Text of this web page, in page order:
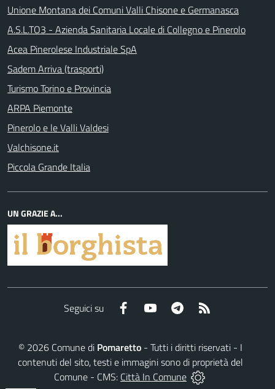
Unione Montana dei Comuni Valli Chisone e Germanasca
A.S.L.TO3 - Azienda Sanitaria Locale di Collegno e Pinerolo
Acea Pinerolese Industriale SpA
Sadem Arriva (trasporti)
Turismo Torino e Provincia
ARPA Piemonte
Pinerolo e le Valli Valdesi
Valchisone.it
Piccola Grande Italia
UN GRAZIE A...
Seguici su Facebook YouTube Telegram
© 2026Comune di Pomaretto- Tutti i diritti riservati - I
contenuti del sito, testi e immagini sono di proprietà del
Comune - CMS: Città In Comune